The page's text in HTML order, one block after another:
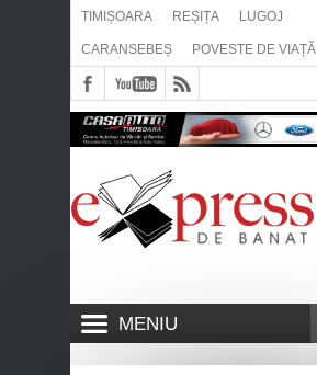
TIMIȘOARA REȘIȚA LUGOJ
CARANSEBEȘ POVESTE DE VIAȚĂ
MENIU